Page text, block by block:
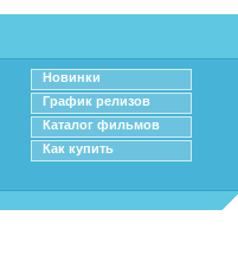
Новинки
График релизов
Каталог фильмов
Как купить